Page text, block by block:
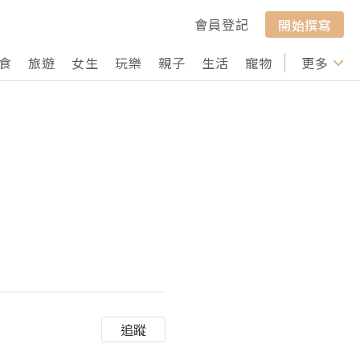
會員登記
開始撰寫
旅遊 女生 玩樂 親子 生活 寵物 行山 打卡
更多
追蹤